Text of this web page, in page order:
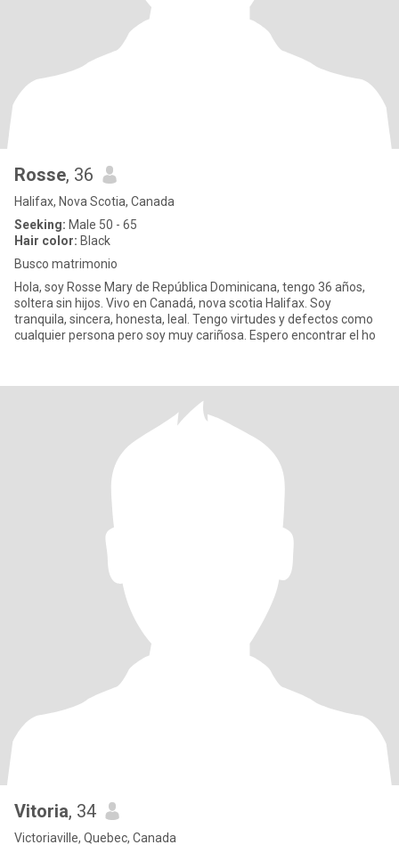
Rosse, 36
Halifax, Nova Scotia, Canada
Seeking: Male 50 - 65
Hair color: Black
Busco matrimonio
Hola, soy Rosse Mary de República Dominicana, tengo 36 años,
soltera sin hijos. Vivo en Canadá, nova scotia Halifax. Soy
tranquila, sincera, honesta, leal. Tengo virtudes y defectos como
cualquier persona pero soy muy cariñosa. Espero encontrar el ho
Vitoria, 34
Victoriaville, Quebec, Canada